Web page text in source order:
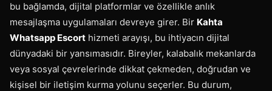
bu bağlamda, dijital platformlar ve özellikle anlık
mesajlaşma uygulamaları devreye girer. Bir Kahta
Whatsapp Escort hizmeti arayışı, bu ihtiyacın dijital
dünyadaki bir yansımasıdır. Bireyler, kalabalık mekanlarda
veya sosyal çevrelerinde dikkat çekmeden, doğrudan ve
kişisel bir iletişim kurma yolunu seçerler. Bu durum,